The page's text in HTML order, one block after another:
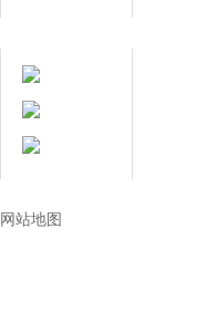
网站地图